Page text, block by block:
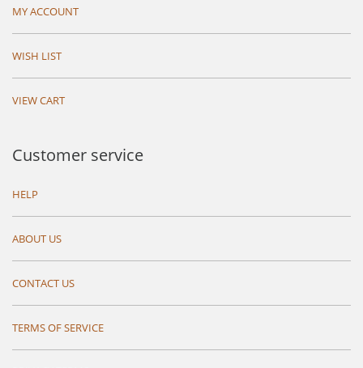
MY ACCOUNT
WISH LIST
VIEW CART
Customer service
HELP
ABOUT US
CONTACT US
TERMS OF SERVICE